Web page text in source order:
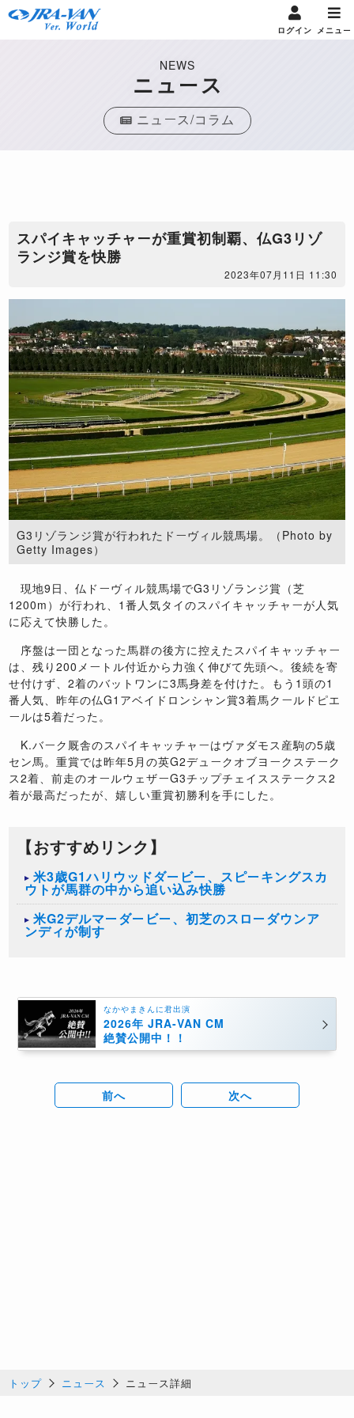
ログイン メニュー
NEWS
ニュース
ニュース/コラム
​スパイキャッチャーが重賞初制覇、仏G3リゾ
ランジ賞を快勝
2023年07月11日 11:30
G3リゾランジ賞が行われたドーヴィル競馬場。（Photo by
Getty Images）
現地9日、仏ドーヴィル競馬場でG3リゾランジ賞（芝
1200m）が行われ、1番人気タイのスパイキャッチャーが人気
に応えて快勝した。
序盤は一団となった馬群の後方に控えたスパイキャッチャー
は、残り200メートル付近から力強く伸びて先頭へ。後続を寄
せ付けず、2着のバットワンに3馬身差を付けた。もう1頭の1
番人気、昨年の仏G1アベイドロンシャン賞3着馬クールドピエ
ールは5着だった。
K.バーク厩舎のスパイキャッチャーはヴァダモス産駒の5歳
セン馬。重賞では昨年5月の英G2デュークオブヨークステーク
ス2着、前走のオールウェザーG3チップチェイスステークス2
着が最高だったが、嬉しい重賞初勝利を手にした。
【おすすめリンク】
米3歳G1ハリウッドダービー、スピーキングスカ
ウトが馬群の中から追い込み快勝
米G2デルマーダービー、初芝のスローダウンア
ンディが制す
なかやまきんに君出演
2026年 JRA-VAN CM
絶賛公開中！！
前へ 次へ
トップ ニュース ニュース詳細